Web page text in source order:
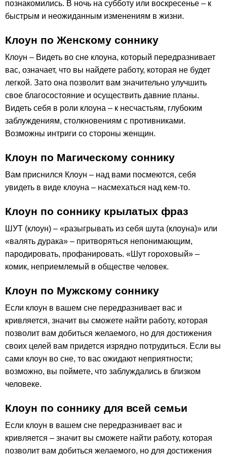
познакомились. В ночь на субботу или воскресенье – к
быстрым и неожиданным изменениям в жизни.
Клоун по Женскому соннику
Клоун – Видеть во сне клоуна, который передразнивает
вас, означает, что вы найдете работу, которая не будет
легкой. Зато она позволит вам значительно улучшить
свое благосостояние и осуществить давние планы.
Видеть себя в роли клоуна – к несчастьям, глубоким
заблуждениям, столкновениям с противниками.
Возможны интриги со стороны женщин.
Клоун по Магическому соннику
Вам приснился Клоун – над вами посмеются, себя
увидеть в виде клоуна – насмехаться над кем-то.
Клоун по соннику крылатых фраз
ШУТ (клоун) – «разыгрывать из себя шута (клоуна)» или
«валять дурака» – притворяться непонимающим,
пародировать, профанировать. «Шут гороховый» –
комик, неприемлемый в обществе человек.
Клоун по Мужскому соннику
Если клоун в вашем сне передразнивает вас и
кривляется, значит вы сможете найти работу, которая
позволит вам добиться желаемого, но для достижения
своих целей вам придется изрядно потрудиться. Если вы
сами клоун во сне, то вас ожидают неприятности;
возможно, вы поймете, что заблуждались в близком
человеке.
Клоун по соннику для всей семьи
Если клоун в вашем сне передразнивает вас и
кривляется – значит вы сможете найти работу, которая
позволит вам добиться желаемого, но для достижения